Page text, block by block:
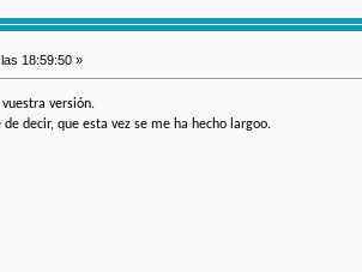
18:59:50 »
versión.
decir, que esta vez se me ha hecho largoo.